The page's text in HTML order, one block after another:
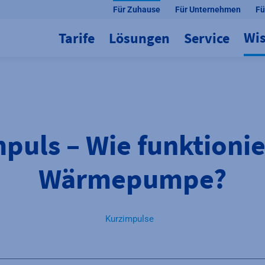
Für Zuhause Für Unternehmen
Tarife Lösungen Service
– Wie
Wärmepumpe?
Kurzimpulse